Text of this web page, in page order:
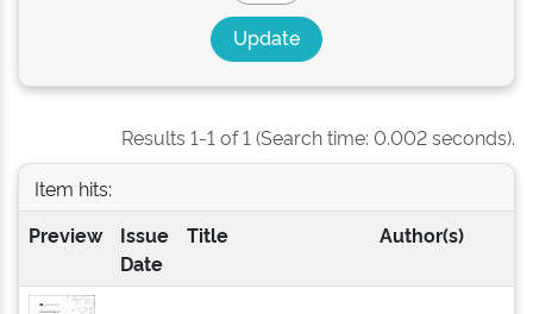
Results 1-1 of 1 (Search time: 0.002 seconds).
Item hits:
Preview
Issue
Date
Title Author(s)